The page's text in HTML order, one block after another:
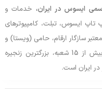
ایسوس در ایران، خدمات و
ایسوس، تبلت، کامپیوترهای
سازگار ارقام، حامی (ویستا) و
آواژنگ ارائه می دهد. ایسوس ایران با بیش از 15 شعبه، بزرگترین زنجیره
ایران است.